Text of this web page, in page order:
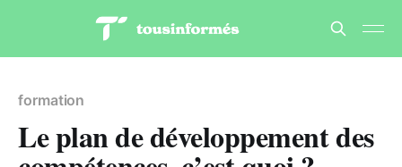
formation
Le plan de développement des